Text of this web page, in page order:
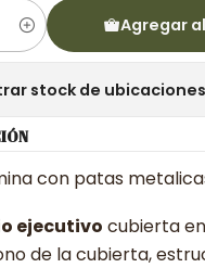
Agregar
stock de ubicaciones
con patas
ejecutivo cubierta
de la cubierta,